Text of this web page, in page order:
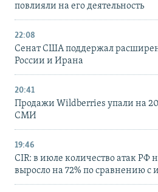
повлияли на его деятельность
22:08
Сенат США поддержал
России и Ирана
20:41
Продажи Wildberries упали на
СМИ
19:46
CIR: в июле количество атак РФ
выросло на 72% по сравнению с